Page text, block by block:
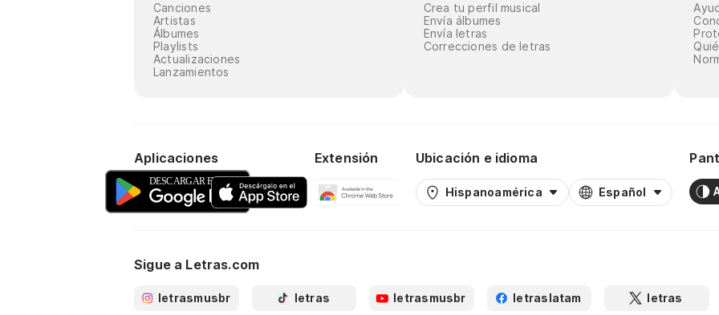
Canciones
Artistas
Álbumes
Playlists
Actualizaciones
Lanzamientos
Crea tu perfil musical
Envía álbumes
Envía letras
Correcciones de letras
Aplicaciones Extensión Ubicación e idioma
Hispanoamérica Español
Sigue a Letras.com
letrasmusbr letras letrasmusbr letraslatam letras